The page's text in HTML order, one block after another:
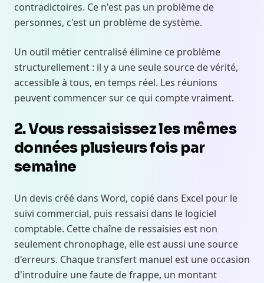
contradictoires. Ce n'est pas un problème de
personnes, c'est un problème de système.
Un outil métier centralisé élimine ce problème
structurellement : il y a une seule source de vérité,
accessible à tous, en temps réel. Les réunions
peuvent commencer sur ce qui compte vraiment.
2. Vous ressaisissez les mêmes
données plusieurs fois par
semaine
Un devis créé dans Word, copié dans Excel pour le
suivi commercial, puis ressaisi dans le logiciel
comptable. Cette chaîne de ressaisies est non
seulement chronophage, elle est aussi une source
d'erreurs. Chaque transfert manuel est une occasion
d'introduire une faute de frappe, un montant